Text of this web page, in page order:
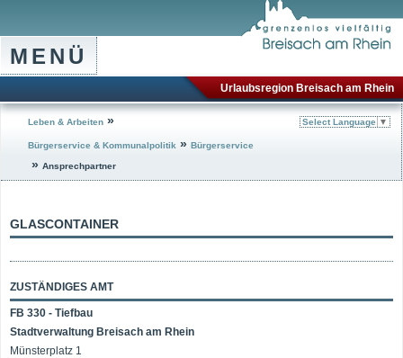
MENÜ
Urlaubsregion Breisach am Rhein
Leben & Arbeiten »
Bürgerservice & Kommunalpolitik » Bürgerservice
» Ansprechpartner
Select Language ▼
GLASCONTAINER
ZUSTÄNDIGES AMT
FB 330 - Tiefbau
Stadtverwaltung Breisach am Rhein
Münsterplatz 1